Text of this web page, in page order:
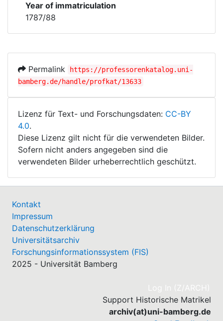
Year of immatriculation
1787/88
Permalink
https://professorenkatalog.uni-
bamberg.de/handle/profkat/13633
Lizenz für Text- und Forschungsdaten: CC-BY
4.0.
Diese Lizenz gilt nicht für die verwendeten Bilder.
Sofern nicht anders angegeben sind die
verwendeten Bilder urheberrechtlich geschützt.
Kontakt
Impressum
Datenschutzerklärung
Universitätsarchiv
Forschungsinformationssystem (FIS)
2025 - Universität Bamberg
Log In (Z/ARCH)
Support Historische Matrikel
archiv(at)uni-bamberg.de